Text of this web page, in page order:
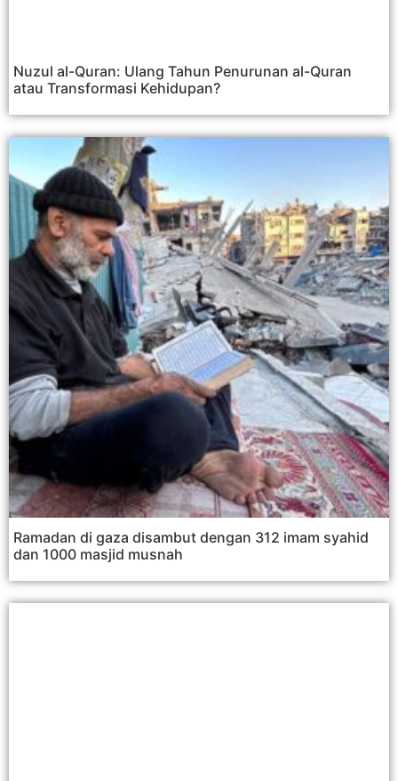
Nuzul al-Quran: Ulang Tahun Penurunan al-Quran
atau Transformasi Kehidupan?
Ramadan di gaza disambut dengan 312 imam syahid
dan 1000 masjid musnah